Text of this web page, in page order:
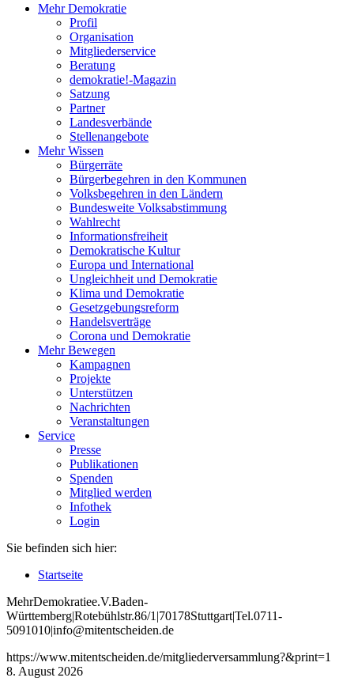
Mehr Demokratie
Profil
Organisation
Mitgliederservice
Beratung
demokratie!-Magazin
Satzung
Partner
Landesverbände
Stellenangebote
Mehr Wissen
Bürgerräte
Bürgerbegehren in den Kommunen
Volksbegehren in den Ländern
Bundesweite Volksabstimmung
Wahlrecht
Informationsfreiheit
Demokratische Kultur
Europa und International
Ungleichheit und Demokratie
Klima und Demokratie
Gesetzgebungsreform
Handelsverträge
Corona und Demokratie
Mehr Bewegen
Kampagnen
Projekte
Unterstützen
Nachrichten
Veranstaltungen
Service
Presse
Publikationen
Spenden
Mitglied werden
Infothek
Login
Sie befinden sich hier:
Startseite
MehrDemokratiee.V.Baden-
Württemberg|Rotebühlstr.86/1 |70178Stuttgart|Tel.0711-
5091010|info@mitentscheiden.de
https://www.mitentscheiden.de/mitgliederversammlung?&print=1
8. August 2026